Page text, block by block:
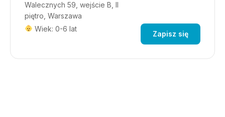
Walecznych 59, wejście B, II
piętro, Warszawa
Wiek: 0-6 lat
Zapisz się